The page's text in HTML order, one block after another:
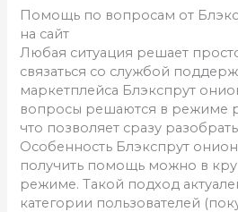
Помощь по вопросам от
на сайт
Любая ситуация решает
связаться со службой
маркетплейса Блэкспрут
вопросы решаются в режиме
что позволяет сразу
Особенность Блэкспрут
получить помощь можно в
режиме. Такой подход
категории пользователей